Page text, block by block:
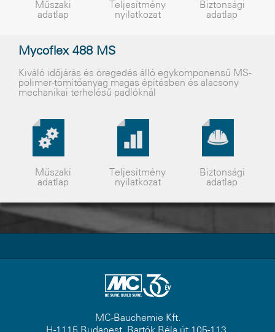
Műszaki
adatlap
Teljesítmény
nyilatkozat
Biztonsági
adatlap
Mycoflex 488 MS
Kiváló idõjárás és öregedés álló egykomponensû MS-
polimer-tömítõanyag magas építésben és alacsony
mechanikai terhelésû padlóknál
Műszaki
adatlap
Teljesítmény
nyilatkozat
Biztonsági
adatlap
MC-Bauchemie Kft.